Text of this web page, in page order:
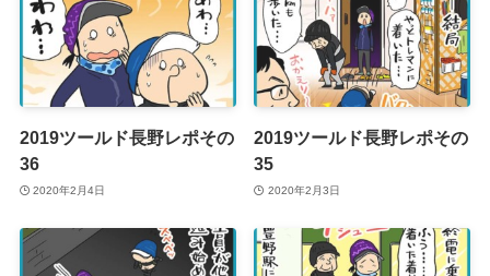
2019ツールド長野レポその
36
2020年2月4日
2019ツールド長野レポその
35
2020年2月3日